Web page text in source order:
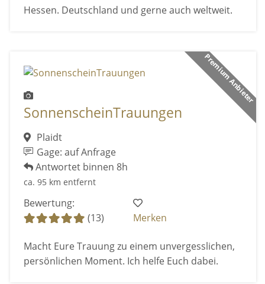
Hessen. Deutschland und gerne auch weltweit.
Premium Anbieter
SonnenscheinTrauungen
Plaidt
Gage: auf Anfrage
Antwortet binnen 8h
ca. 95 km entfernt
Bewertung:
(13)
Merken
Macht Eure Trauung zu einem unvergesslichen,
persönlichen Moment. Ich helfe Euch dabei.